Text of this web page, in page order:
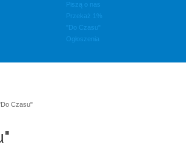
Piszą o nas
Przekaż 1%
"Do Czasu"
Ogłoszenia
Czasu"